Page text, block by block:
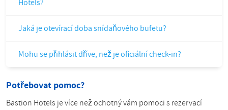
Hotels?
Jaká je otevírací doba snídaňového bufetu?
Mohu se přihlásit dříve, než je oficiální check-in?
Potřebovat pomoc?
Bastion Hotels je více než ochotný vám pomoci s rezervací